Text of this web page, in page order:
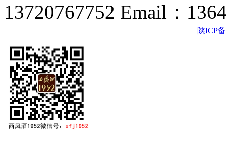
13720767752 Email：
陕ICP